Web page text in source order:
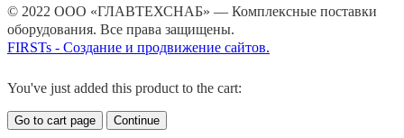
© 2022 ООО «ГЛАВТЕХСНАБ» — Комплексные поставки
оборудования. Все права защищены.
FIRSTs - Создание и продвижение сайтов.
You've just added this product to the cart:
Go to cart page Continue